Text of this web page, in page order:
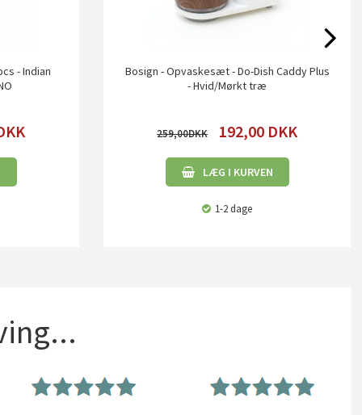
- Indian
Bosign - Opvaskesæt - Do-Dish Caddy Plus
- Hvid/Mørkt træ
259,00 192,00 DKK
LÆG I KURVEN
1-2 dage